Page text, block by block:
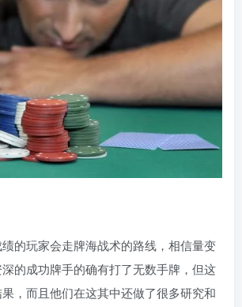
的玩家会走牌海战术的路线，相信量变
的成功牌手的确有打了无数手牌，但这
，而且他们在这其中还做了很多研究和